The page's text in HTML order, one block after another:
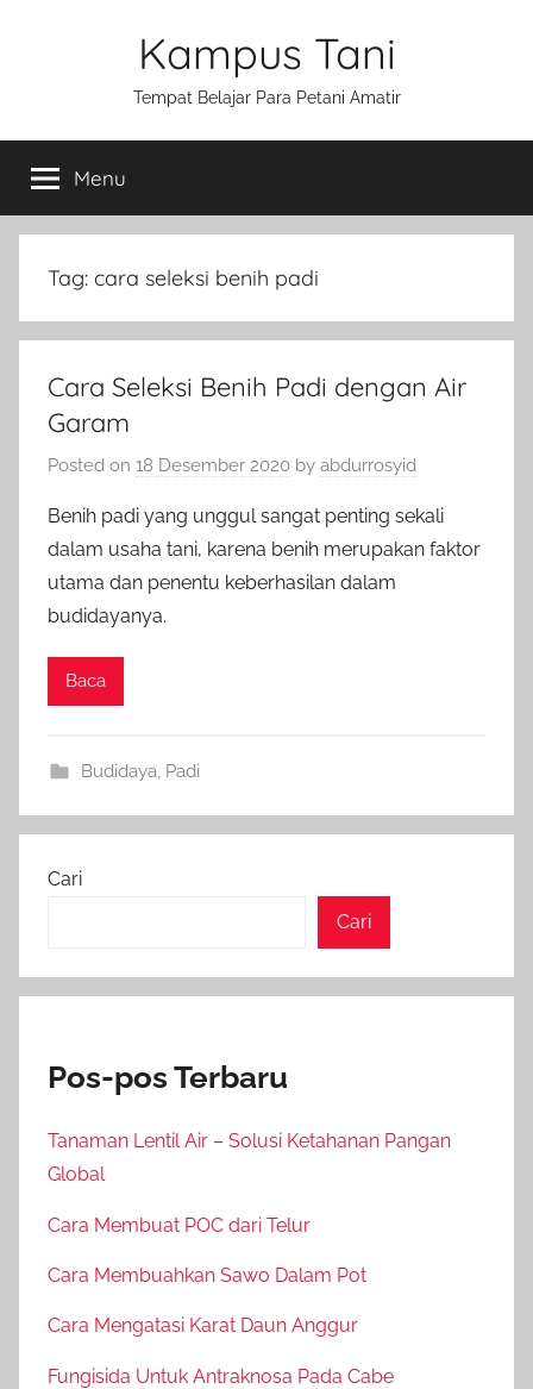
Kampus Tani
Tempat Belajar Para Petani Amatir
Menu
Tag: cara seleksi benih padi
Cara Seleksi Benih Padi dengan Air
Garam
Posted on 18 Desember 2020 by abdurrosyid
Benih padi yang unggul sangat penting sekali
dalam usaha tani, karena benih merupakan faktor
utama dan penentu keberhasilan dalam
budidayanya.
Baca
Budidaya Padi
Cari
Cari
Pos-pos Terbaru
Tanaman Lentil Air – Solusi Ketahanan Pangan
Global
Cara Membuat POC dari Telur
Cara Membuahkan Sawo Dalam Pot
Cara Mengatasi Karat Daun Anggur
Fungisida Untuk Antraknosa Pada Cabe